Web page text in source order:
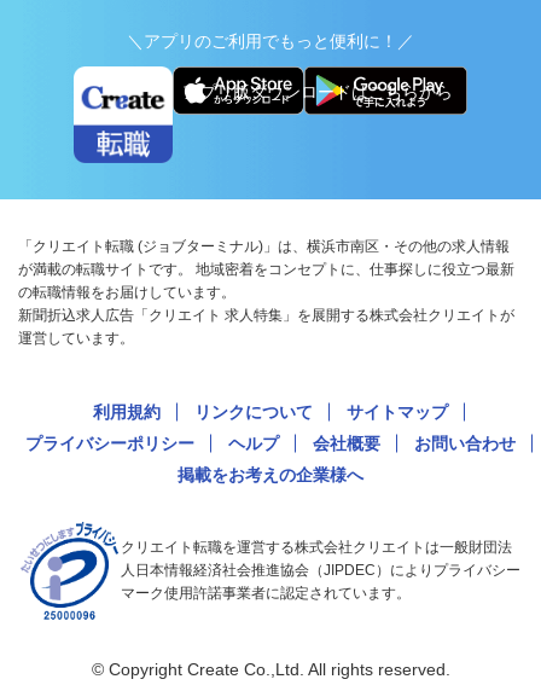
＼アプリのご利用でもっと便利に！／
アプリ版ダウンロードはこちらから
「クリエイト転職 (ジョブターミナル)」は、横浜市南区・その他の求人情報
が満載の転職サイトです。 地域密着をコンセプトに、仕事探しに役立つ最新
の転職情報をお届けしています。
新聞折込求人広告「クリエイト 求人特集」を展開する株式会社クリエイトが
運営しています。
利用規約 リンクについて
サイトマップ
プライバシーポリシー
ヘルプ 会社概要
お問い合わせ
掲載をお考えの企業様へ
クリエイト転職を運営する株式会社クリエイトは一般財団法
人日本情報経済社会推進協会（JIPDEC）によりプライバシー
マーク使用許諾事業者に認定されています。
© Copyright Create Co.,Ltd. All rights reserved.